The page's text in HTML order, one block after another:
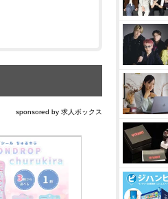
sponsored by 求人ボックス